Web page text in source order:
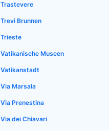
Trastevere
Trevi Brunnen
Trieste
Vatikanische Museen
Vatikanstadt
Via Marsala
Via Prenestina
Via dei Chiavari